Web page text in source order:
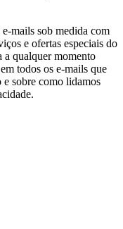
mails sob medida com
e ofertas especiais do
a qualquer momento
todos os e-mails que
e sobre como lidamos